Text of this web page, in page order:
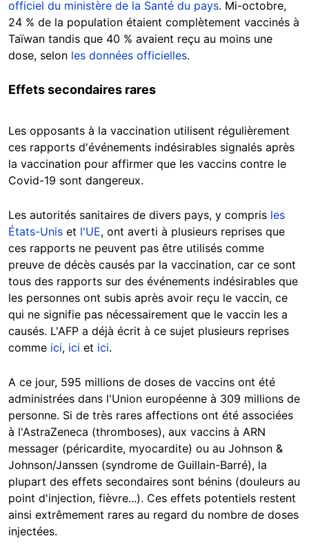
officiel du ministère de la Santé du pays. Mi-octobre,
24 % de la population étaient complètement vaccinés à
Taïwan tandis que 40 % avaient reçu au moins une
dose, selon les données officielles.
Effets secondaires rares
Les opposants à la vaccination utilisent régulièrement
ces rapports d'événements indésirables signalés après
la vaccination pour affirmer que les vaccins contre le
Covid-19 sont dangereux.
Les autorités sanitaires de divers pays, y compris les
États-Unis et l'UE, ont averti à plusieurs reprises que
ces rapports ne peuvent pas être utilisés comme
preuve de décès causés par la vaccination, car ce sont
tous des rapports sur des événements indésirables que
les personnes ont subis après avoir reçu le vaccin, ce
qui ne signifie pas nécessairement que le vaccin les a
causés. L'AFP a déjà écrit à ce sujet plusieurs reprises
comme ici, ici et ici.
A ce jour, 595 millions de doses de vaccins ont été
administrées dans l'Union européenne à 309 millions de
personne. Si de très rares affections ont été associées
à l'AstraZeneca (thromboses), aux vaccins à ARN
messager (péricardite, myocardite) ou au Johnson &
Johnson/Janssen (syndrome de Guillain-Barré), la
plupart des effets secondaires sont bénins (douleurs au
point d'injection, fièvre...). Ces effets potentiels restent
ainsi extrêmement rares au regard du nombre de doses
injectées.